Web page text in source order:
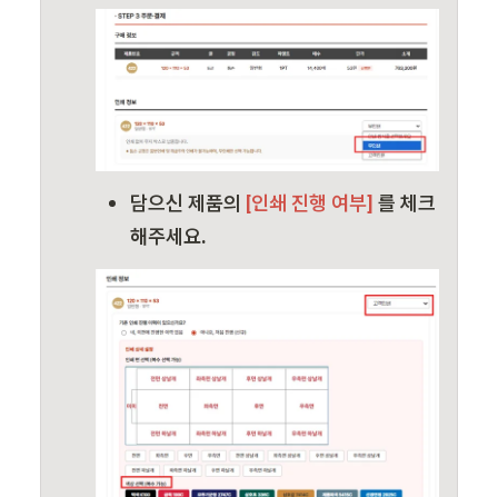
담으신 제품의 [인쇄 진행 여부] 를 체크
해주세요.